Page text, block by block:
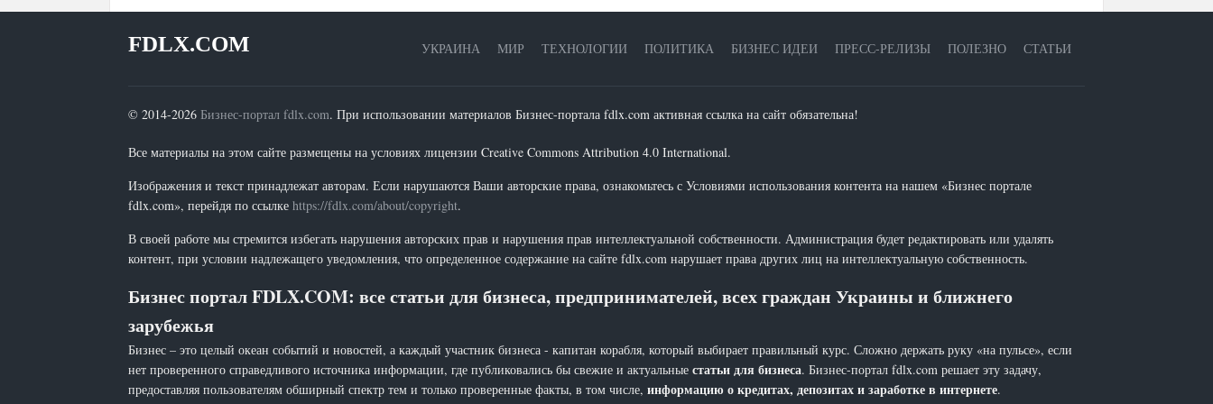
УКРАИНА МИР ТЕХНОЛОГИИ ПОЛИТИКА БИЗНЕС ИДЕИ ПРЕСС-РЕЛИЗЫ ПОЛЕЗНО СТАТЬИ
FDLX.COM
© 2014-2026 Бизнес-портал fdlx.com. При использовании материалов Бизнес-портала fdlx.com активная ссылка на сайт обязательна!
Все материалы на этом сайте размещены на условиях лицензии Creative Commons Attribution 4.0 International.
Изображения и текст принадлежат авторам. Если нарушаются Ваши авторские права, ознакомьтесь с Условиями использования контента на нашем «Бизнес портале
fdlx.com», перейдя по ссылке https://fdlx.com/about/copyright.
В своей работе мы стремится избегать нарушения авторских прав и нарушения прав интеллектуальной собственности. Администрация будет редактировать или удалять
контент, при условии надлежащего уведомления, что определенное содержание на сайте fdlx.com нарушает права других лиц на интеллектуальную собственность.
Бизнес портал FDLX.COM: все статьи для бизнеса, предпринимателей, всех граждан Украины и ближнего
зарубежья
Бизнес – это целый океан событий и новостей, а каждый участник бизнеса - капитан корабля, который выбирает правильный курс. Сложно держать руку «на пульсе», если
нет проверенного справедливого источника информации, где публиковались бы свежие и актуальные статьи для бизнеса. Бизнес-портал fdlx.com решает эту задачу,
предоставляя пользователям обширный спектр тем и только проверенные факты, в том числе, информацию о кредитах, депозитах и заработке в интернете.